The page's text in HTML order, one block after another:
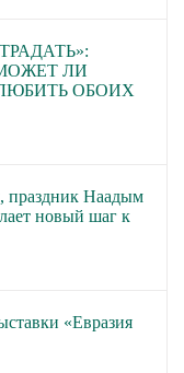
ЛИ
ОБОИХ
праздник Наадым
новый шаг к
«Евразия